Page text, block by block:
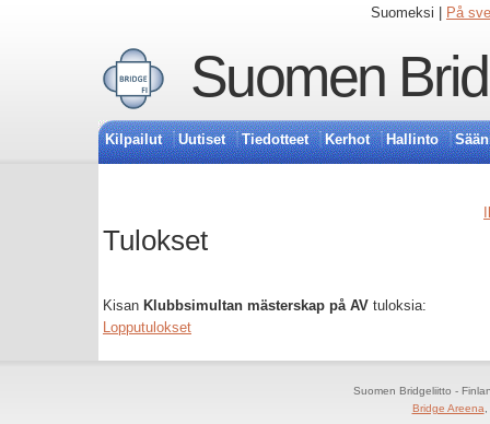
Suomeksi | På
Suomen
Kilpailut Uutiset Tiedotteet Kerhot Hallinto
Tulokset
Kisan Klubbsimultan mästerskap på AV tuloksia:
Lopputulokset
Suomen Bridgeliitto -
Bridge Areena